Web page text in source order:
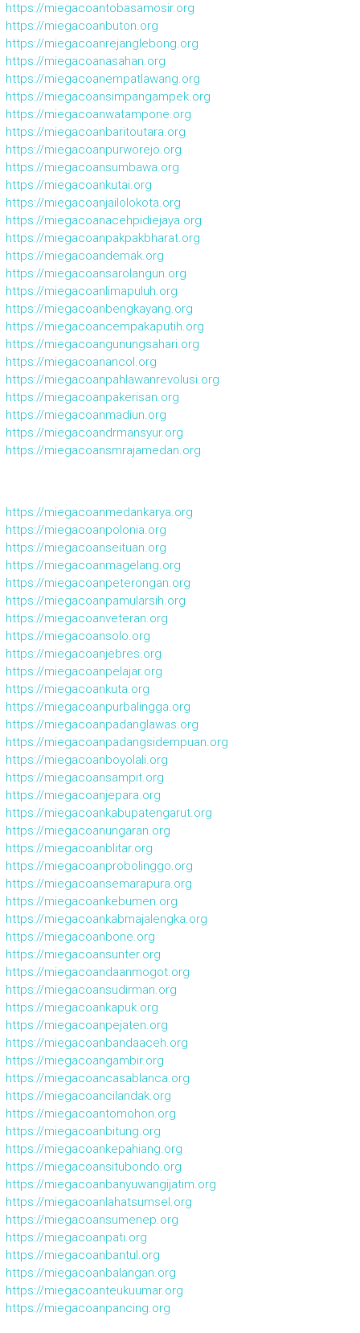
https://miegacoantobasamosir.org
https://miegacoanbuton.org
https://miegacoanrejanglebong.org
https://miegacoanasahan.org
https://miegacoanempatlawang.org
https://miegacoansimpangampek.org
https://miegacoanwatampone.org
https://miegacoanbaritoutara.org
https://miegacoanpurworejo.org
https://miegacoansumbawa.org
https://miegacoankutai.org
https://miegacoanjailolokota.org
https://miegacoanacehpidiejaya.org
https://miegacoanpakpakbharat.org
https://miegacoandemak.org
https://miegacoansarolangun.org
https://miegacoanlimapuluh.org
https://miegacoanbengkayang.org
https://miegacoancempakaputih.org
https://miegacoangunungsahari.org
https://miegacoanancol.org
https://miegacoanpahlawanrevolusi.org
https://miegacoanpakerisan.org
https://miegacoanmadiun.org
https://miegacoandrmansyur.org
https://miegacoansmrajamedan.org
https://miegacoanmedankarya.org
https://miegacoanpolonia.org
https://miegacoanseituan.org
https://miegacoanmagelang.org
https://miegacoanpeterongan.org
https://miegacoanpamularsih.org
https://miegacoanveteran.org
https://miegacoansolo.org
https://miegacoanjebres.org
https://miegacoanpelajar.org
https://miegacoankuta.org
https://miegacoanpurbalingga.org
https://miegacoanpadanglawas.org
https://miegacoanpadangsidempuan.org
https://miegacoanboyolali.org
https://miegacoansampit.org
https://miegacoanjepara.org
https://miegacoankabupatengarut.org
https://miegacoanungaran.org
https://miegacoanblitar.org
https://miegacoanprobolinggo.org
https://miegacoansemarapura.org
https://miegacoankebumen.org
https://miegacoankabmajalengka.org
https://miegacoanbone.org
https://miegacoansunter.org
https://miegacoandaanmogot.org
https://miegacoansudirman.org
https://miegacoankapuk.org
https://miegacoanpejaten.org
https://miegacoanbandaaceh.org
https://miegacoangambir.org
https://miegacoancasablanca.org
https://miegacoancilandak.org
https://miegacoantomohon.org
https://miegacoanbitung.org
https://miegacoankepahiang.org
https://miegacoansitubondo.org
https://miegacoanbanyuwangijatim.org
https://miegacoanlahatsumsel.org
https://miegacoansumenep.org
https://miegacoanpati.org
https://miegacoanbantul.org
https://miegacoanbalangan.org
https://miegacoanteukuumar.org
https://miegacoanpancing.org